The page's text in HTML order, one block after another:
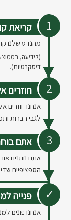
קריאת
מהנדס שלנו
(לידיעה,
דיסקרטיות).
חוזרים
אנחנו חוזרים
לגבי חברות
אתם
אתם נותנים
הספציפיים
פנייה
אנחנו פונים